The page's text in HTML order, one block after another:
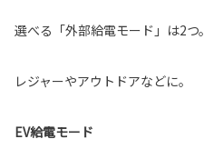
選べる「外部給電モード」は2つ。
レジャーやアウトドアなどに。
EV給電モード